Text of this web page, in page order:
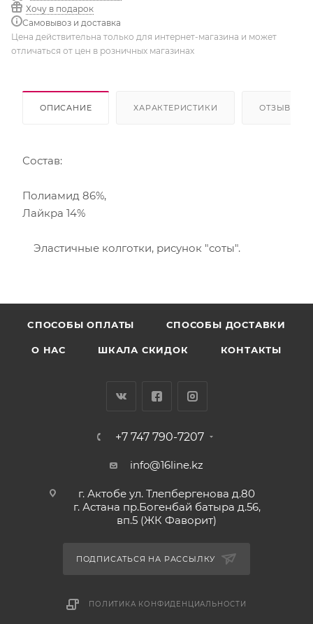
Хочу в подарок
Самовывоз и доставка
Цена действительна только для интернет-магазина и может
отличаться от цен в розничных магазинах
ОПИСАНИЕ ХАРАКТЕРИСТИКИ ОТЗЫВЫ
Состав:
Полиамид 86%,
Лайкра 14%
Эластичные колготки, рисунок "соты".
CПОСОБЫ ОПЛАТЫ СПОСОБЫ ДОСТАВКИ
О НАС ШКАЛА СКИДОК КОНТАКТЫ
+7 747 790-7207
info@16line.kz
г. Актобе ул. Тлепбергенова д.80
г. Астана пр.Богенбай батыра д.56,
вп.5 (ЖК Фаворит)
ПОДПИСАТЬСЯ НА РАССЫЛКУ
ПОЛИТИКА КОНФИДЕНЦИАЛЬНОСТИ